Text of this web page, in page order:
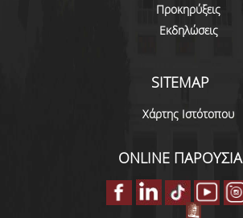
ERASMUS+
ΔΙΔΑΚΤΟΡΙΚΕΣ
ΥΠΗΡΕΣΙΕΣ & ΥΠΟΔΟΜΕΣ
ΚΕΝΤΡΟ ΥΠΟΛΟΓΙΣΤΩΝ
Προκηρύξεις
Εκδηλώσεις
SITEMAP
Χάρτης Ιστότοπου
ONLINE ΠΑΡΟΥΣΙΑ